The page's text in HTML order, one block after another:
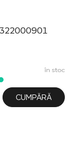
în stoc
CUMPĂRĂ